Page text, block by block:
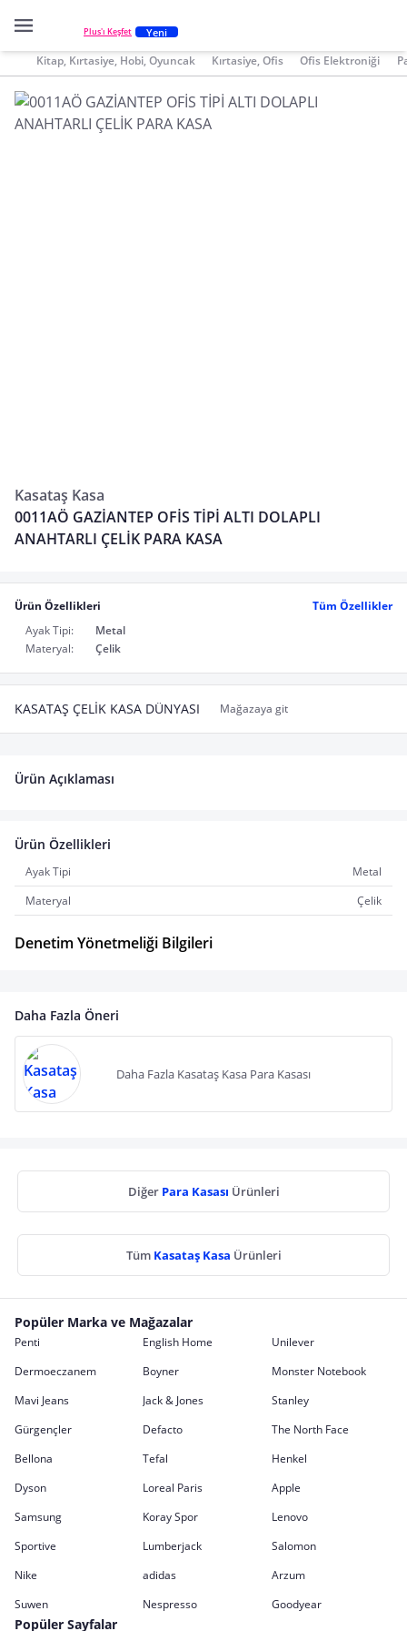
Plus'ı Keşfet Yeni
Kitap, Kırtasiye, Hobi, Oyuncak Kırtasiye, Ofis Ofis Elektroniği
Kasataş Kasa
0011AÖ GAZİANTEP OFİS TİPİ ALTI DOLAPLI
ANAHTARLI ÇELİK PARA KASA
Ürün Özellikleri
Tüm Özellikler
Ayak Tipi:
Metal
Materyal:
Çelik
KASATAŞ ÇELİK KASA DÜNYASI Mağazaya git
Ürün Açıklaması
Ürün Özellikleri
Ayak Tipi
Metal
Materyal
Çelik
Denetim Yönetmeliği Bilgileri
Daha Fazla Öneri
Daha Fazla Kasataş Kasa Para Kasası
Diğer Para Kasası Ürünleri
Tüm Kasataş Kasa Ürünleri
Popüler Marka ve Mağazalar
Penti English Home
Unilever
Dermoeczanem
Boyner
Monster Notebook
Mavi Jeans
Jack & Jones
Stanley
Gürgençler
Defacto
The North Face
Bellona
Tefal
Henkel
Dyson
Loreal Paris
Apple
Samsung
Koray Spor
Lenovo
Sportive
Lumberjack
Salomon
Nike
adidas
Arzum
Suwen
Nespresso Goodyear
Popüler Sayfalar